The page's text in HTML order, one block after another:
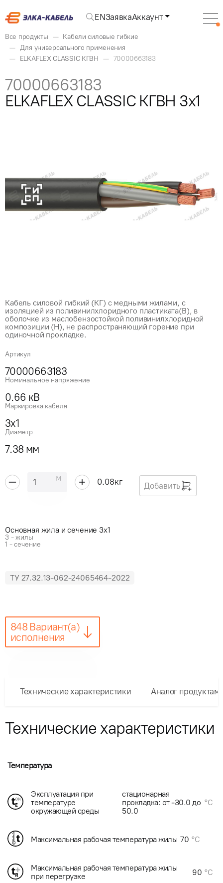
ENЗаявкаАккаунт
Все продукты
Кабели силовые гибкие
Для универсального применения
ELKAFLEX CLASSIC КГВН
70000663183
Кабель силовой гибкий (КГ) с медными жилами, с
изоляцией из поливинилхлоридного пластиката(В), в
оболочке из маслобензостойкой поливинилхлоридной
композиции (Н), не распространяющий горение при
одиночной прокладке.
Артикул
70000663183
Номинальное напряжение
0.66 кВ
Маркировка кабеля
3x1
Диаметр
7.38 мм
м 0.08кг Добавить
Основная жила и сечение 3x1
3 - жилы
1 - сечение
ТУ 27.32.13-062-24065464-2022
848 Вариант(а)
исполнения
70000663183
ELKAFLEX CLASSIC КГВН 3x1
Технические характеристики Аналог
Технические характеристики
Температура
Эксплуатация при
температуре
окружающей среды
стационарная
прокладка: от -30.0 до
50.0
°C
Максимальная рабочая температура жилы 70 °C
Максимальная рабочая температура жилы
при перегрузке
90 °C